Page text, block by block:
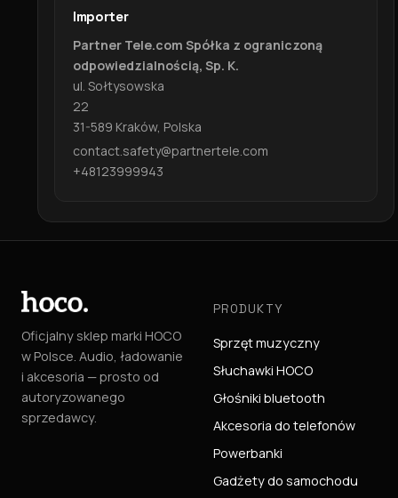
Importer
Partner Tele.com Spółka z ograniczoną
odpowiedzialnością, Sp. K.
ul. Sołtysowska
22
31-589 Kraków, Polska
contact.safety@partnertele.com
+48123999943
Oficjalny sklep marki HOCO
w Polsce. Audio, ładowanie
i akcesoria — prosto od
autoryzowanego
sprzedawcy.
PRODUKTY
Sprzęt muzyczny
Słuchawki HOCO
Głośniki bluetooth
Akcesoria do telefonów
Powerbanki
Gadżety do samochodu